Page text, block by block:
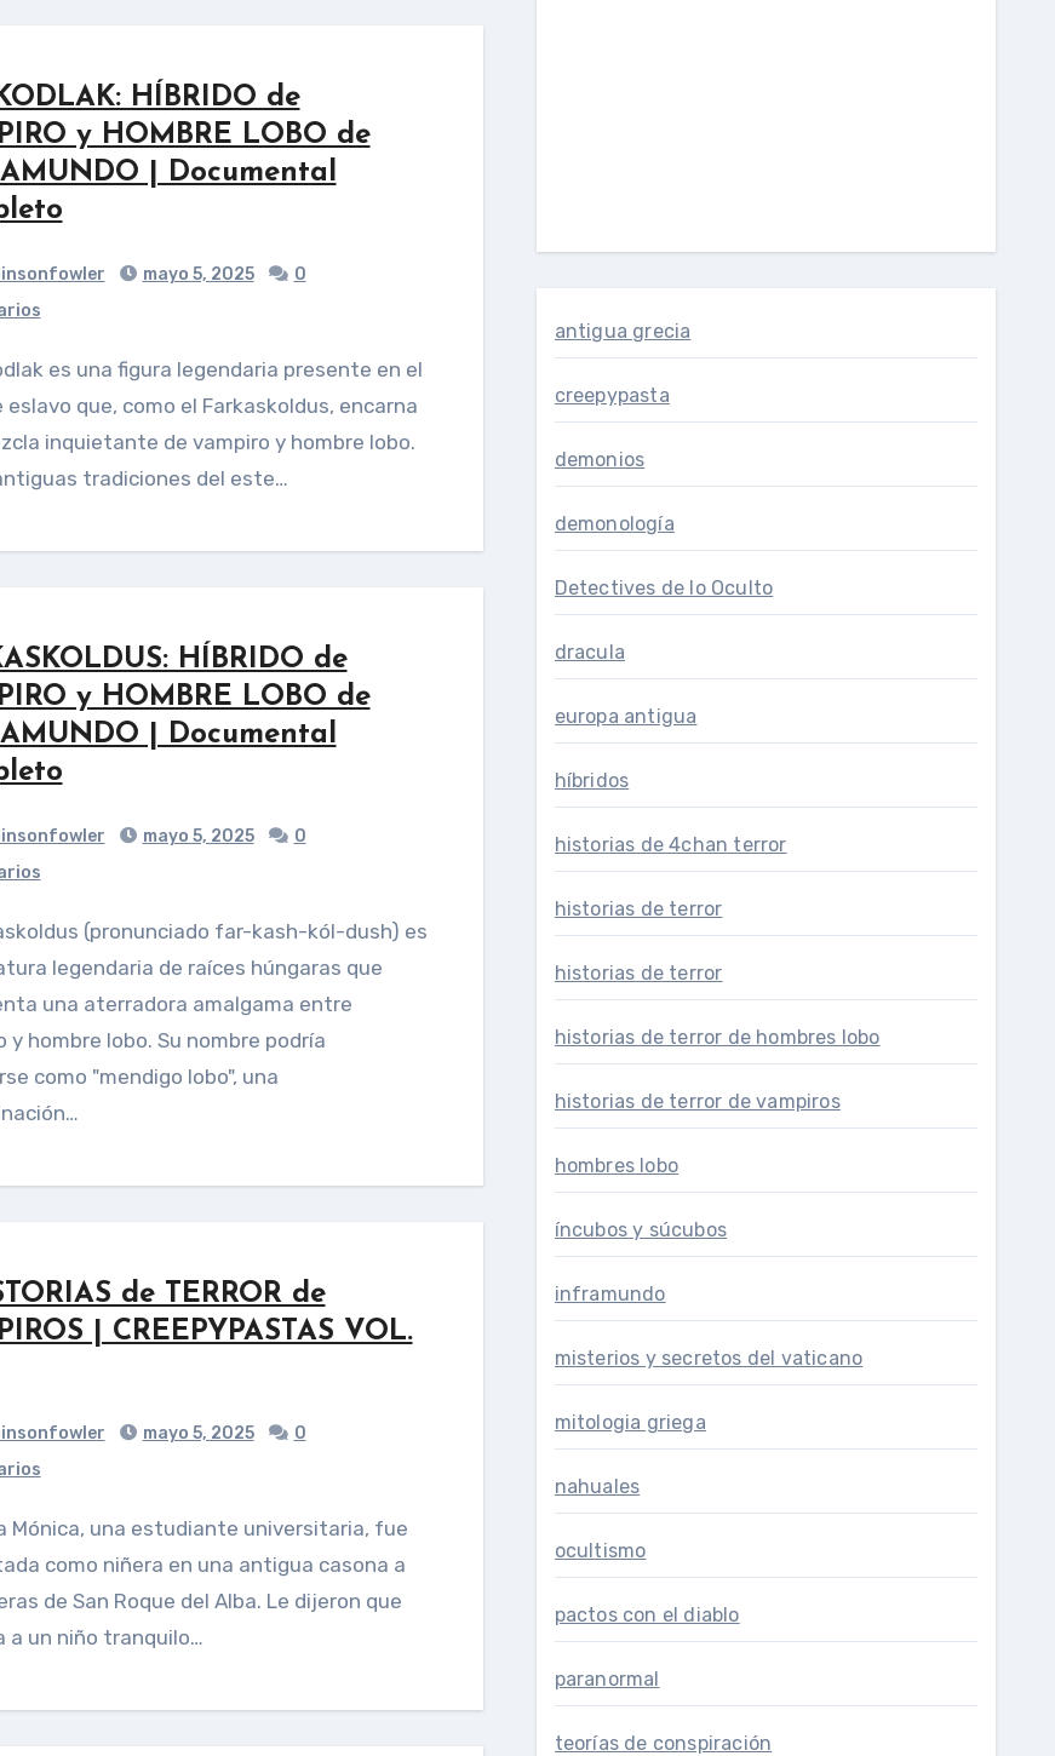
HÍBRIDO de
y HOMBRE LOBO de
| Documental
mayo 5, 2025
0
eslavo que, como el Farkaskoldus, encarna
inquietante de vampiro y hombre lobo.
tradiciones del este…
HÍBRIDO de
y HOMBRE LOBO de
| Documental
mayo 5, 2025
0
legendaria de raíces húngaras que
una aterradora amalgama entre
y hombre lobo. Su nombre podría
como "mendigo lobo", una
de TERROR de
| CREEPYPASTAS VOL.
mayo 5, 2025
0
como niñera en una antigua casona a
de San Roque del Alba. Le dijeron que
a un niño tranquilo…
antigua grecia
creepypasta
demonios
demonología
Detectives de lo Oculto
dracula
europa antigua
híbridos
historias de 4chan terror
historias de terror
historias de terror
historias de terror de hombres lobo
historias de terror de vampiros
hombres lobo
íncubos y súcubos
inframundo
misterios y secretos del vaticano
mitologia griega
nahuales
ocultismo
pactos con el diablo
paranormal
teorías de conspiración